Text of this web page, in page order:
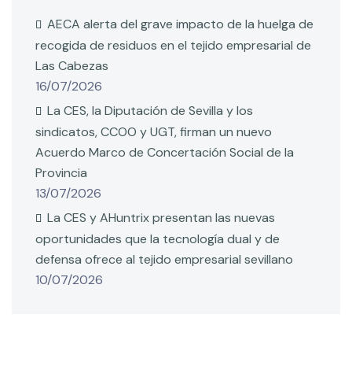
AECA alerta del grave impacto de la huelga de
recogida de residuos en el tejido empresarial de
Las Cabezas
16/07/2026
La CES, la Diputación de Sevilla y los
sindicatos, CCOO y UGT, firman un nuevo
Acuerdo Marco de Concertación Social de la
Provincia
13/07/2026
La CES y AHuntrix presentan las nuevas
oportunidades que la tecnología dual y de
defensa ofrece al tejido empresarial sevillano
10/07/2026